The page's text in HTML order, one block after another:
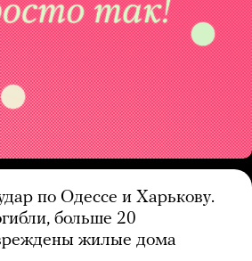
по Одессе и Харькову.
больше 20
жилые дома